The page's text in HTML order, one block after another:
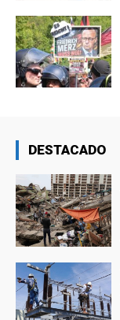
DESTACADO